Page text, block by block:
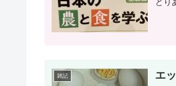
雑記 エ